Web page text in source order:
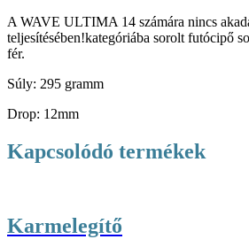
A WAVE ULTIMA 14 számára nincs
teljesítésében!kategóriába sorolt futócipő
fér.
Súly: 295 gramm
Drop: 12mm
Kapcsolódó termékek
Karmelegítő